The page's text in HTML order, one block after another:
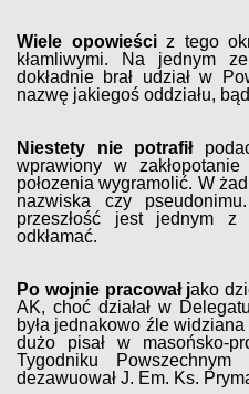
Wiele opowieściz tego
kłamliwymi. Na jednym
dokładnie brał udział w
nazwę jakiegoś oddziału,
Niestety nie potrafił
wprawiony w
połozenia wygramolić. W
nazwiska czy
przeszłość jest jednym
odkłamać.
Po wojnie pracował jako
AK, choć działał w
była jednakowo źle
dużo pisał w masońsko-
Tygodniku
dezawuował J. Em. Ks.